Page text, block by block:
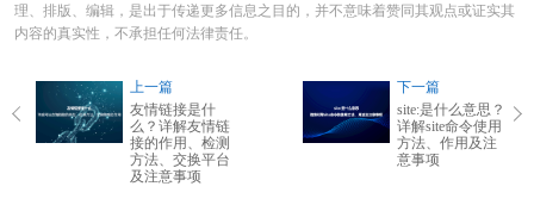
理、排版、编辑，是出于传递更多信息之目的，并不意味着赞同其观点或证实其
内容的真实性，不承担任何法律责任。
上一篇
友情链接是什
么？详解友情链
接的作用、检测
方法、交换平台
及注意事项
下一篇
site:是什么意思？
详解site命令使用
方法、作用及注
意事项